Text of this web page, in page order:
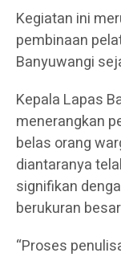
Kegiatan ini
pembinaan
Banyuwangi
Kepala Lapas
menerangkan
belas orang
diantaranya
signifikan
berukuran
“Proses